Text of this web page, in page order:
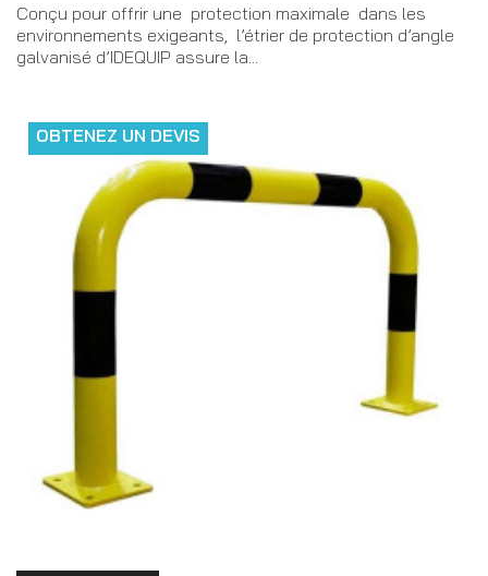
Conçu pour offrir une protection maximale dans les
environnements exigeants, l’étrier de protection d’angle
galvanisé d’IDEQUIP assure la...
OBTENEZ UN DEVIS